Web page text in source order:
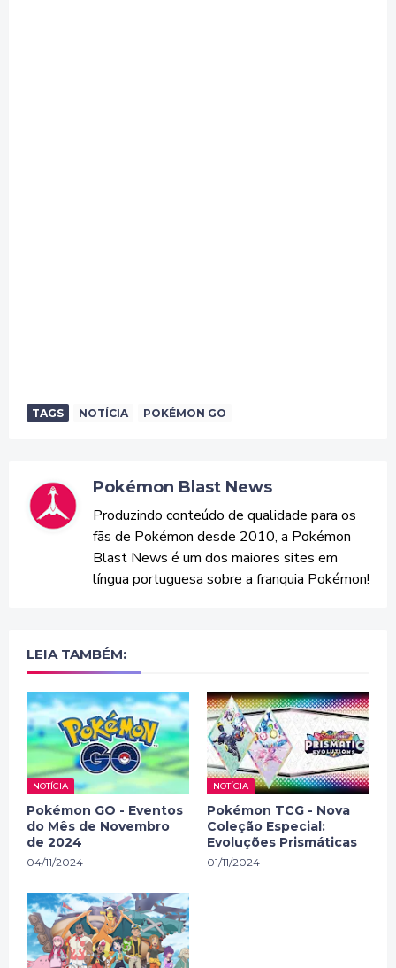
TAGS NOTÍCIA POKÉMON GO
Pokémon Blast News
Produzindo conteúdo de qualidade para os
fãs de Pokémon desde 2010, a Pokémon
Blast News é um dos maiores sites em
língua portuguesa sobre a franquia Pokémon!
LEIA TAMBÉM:
NOTÍCIA
Pokémon GO - Eventos
do Mês de Novembro
de 2024
04/11/2024
NOTÍCIA
Pokémon TCG - Nova
Coleção Especial:
Evoluções Prismáticas
01/11/2024